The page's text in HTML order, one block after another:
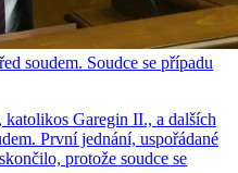
soudem. Soudce se případu
Garegin II., a dalších
První jednání, uspořádané
protože soudce se